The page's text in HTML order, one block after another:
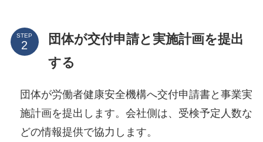
STEP
団体が交付申請と実施計画を提出
する
団体が労働者健康安全機構へ交付申請書と事業実
施計画を提出します。会社側は、受検予定人数な
どの情報提供で協力します。